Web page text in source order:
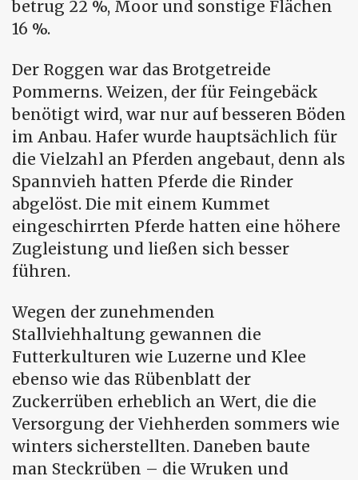
betrug 22 %, Moor und sonstige Flächen
16 %.
Der Roggen war das Brotgetreide
Pommerns. Weizen, der für Feingebäck
benötigt wird, war nur auf besseren Böden
im Anbau. Hafer wurde hauptsächlich für
die Vielzahl an Pferden angebaut, denn als
Spannvieh hatten Pferde die Rinder
abgelöst. Die mit einem Kummet
eingeschirrten Pferde hatten eine höhere
Zugleistung und ließen sich besser
führen.
Wegen der zunehmenden
Stallviehhaltung gewannen die
Futterkulturen wie Luzerne und Klee
ebenso wie das Rübenblatt der
Zuckerrüben erheblich an Wert, die die
Versorgung der Viehherden sommers wie
winters sicherstellten. Daneben baute
man Steckrüben – die Wruken und